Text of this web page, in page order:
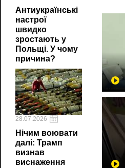
Антиукраїнські
настрої
швидко
зростають у
Польщі. У чому
причина?
28.07.2026
Нічим воювати
далі: Трамп
визнав
виснаження